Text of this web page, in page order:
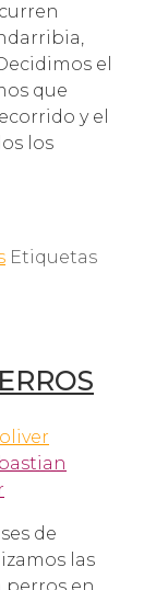
el
que
y el
los
Etiquetas
de
las